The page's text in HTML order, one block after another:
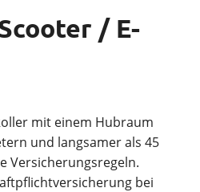
/ E-
mit einem Hubraum
und langsamer als 45
Versicherungsregeln.
bei